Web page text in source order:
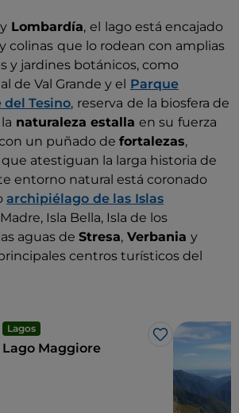
y Lombardía, el lago está encajado
colinas que lo rodean con amplias
y jardines botánicos, como
de Val Grande y el Parque
Tesino, reserva de la biosfera de
naturaleza estalla en su fuerza
un puñado de fortalezas,
que atestiguan la larga historia de
entorno natural está coronado
archipiélago de las Islas
Isla Bella, Isla de los
aguas de Stresa, Verbania y
centros turísticos del
Lagos
Me gusta
Lago Maggiore